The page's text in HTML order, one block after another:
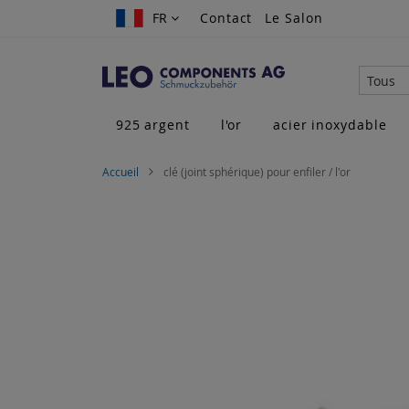
FR
FR Contact Le Salon
Tous
925 argent
l'or acier inoxydable
Accueil clé (joint sphérique) pour enfiler / l'or